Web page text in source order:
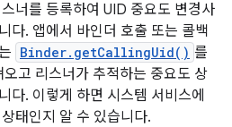
너를 등록하여 UID 중요도 변경사
다. 앱에서 바인더 호출 또는 콜백
Binder.getCallingUid() 를
고 리스너가 추적하는 중요도 상
다. 이렇게 하면 시스템 서비스에
태인지 알 수 있습니다.